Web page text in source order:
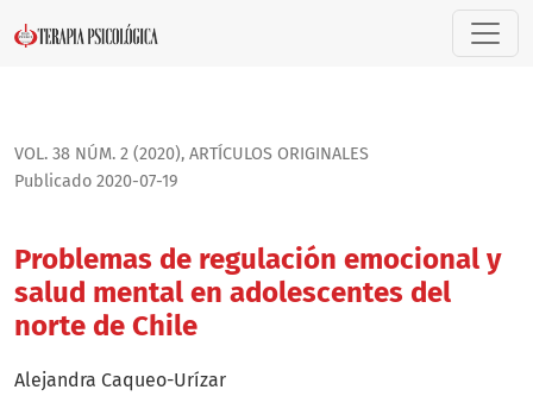
Problemas de regulación emocional y salud mental en
VOL. 38 NÚM. 2 (2020), ARTÍ­CULOS ORIGINALES
Problemas de regulación emocional y
salud mental en adolescentes del
norte de Chile
Publicado 2020-07-19
Alejandra Caqueo-Urízar